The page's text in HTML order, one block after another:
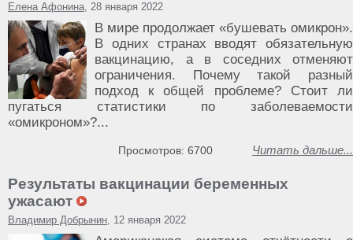
Елена Афонина, 28 января 2022
В мире продолжает «бушевать омикрон».
В одних странах вводят обязательную
вакцинацию, а в соседних отменяют
ограничения. Почему такой разный
подход к общей проблеме? Стоит ли
пугаться статистики по заболеваемости
«омикроном»?...
Читать дальше...
Просмотров: 6700
Результаты вакцинации беременных
ужасают
Владимир Добрынин, 12 января 2022